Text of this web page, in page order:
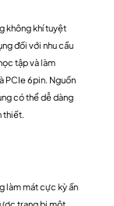
không khí tuyệt
đối với nhu cầu
tập và làm
PCIe 6pin. Nguồn
có thể dễ dàng
thiết.
làm mát cực kỳ ấn
trang bị một